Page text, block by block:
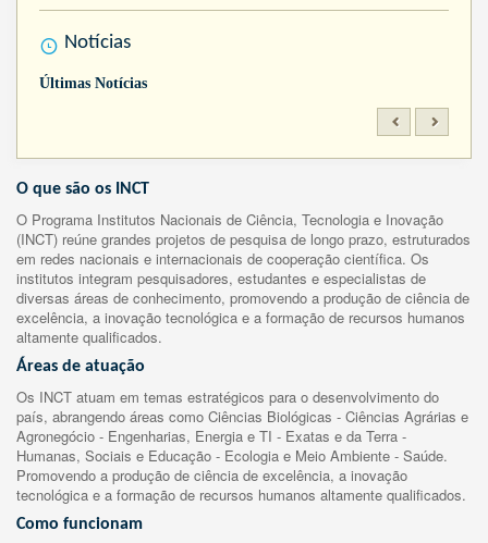
Notícias
Últimas Notícias
O que são os INCT
O Programa Institutos Nacionais de Ciência, Tecnologia e Inovação
(INCT) reúne grandes projetos de pesquisa de longo prazo, estruturados
em redes nacionais e internacionais de cooperação científica. Os
institutos integram pesquisadores, estudantes e especialistas de
diversas áreas de conhecimento, promovendo a produção de ciência de
excelência, a inovação tecnológica e a formação de recursos humanos
altamente qualificados.
Áreas de atuação
Os INCT atuam em temas estratégicos para o desenvolvimento do
país, abrangendo áreas como Ciências Biológicas - Ciências Agrárias e
Agronegócio - Engenharias, Energia e TI - Exatas e da Terra -
Humanas, Sociais e Educação - Ecologia e Meio Ambiente - Saúde.
Promovendo a produção de ciência de excelência, a inovação
tecnológica e a formação de recursos humanos altamente qualificados.
Como funcionam